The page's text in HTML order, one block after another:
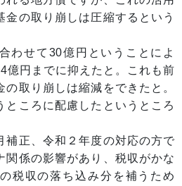
金の取り崩しは圧縮するという
わせて30億円ということによ
億円までに抑えたと。これも前
取り崩しは縮減をできたと。
ところに配慮したというところ
正、令和２年度の対応の方で
関係の影響があり、税収がかな
税収の落ち込み分を補うため